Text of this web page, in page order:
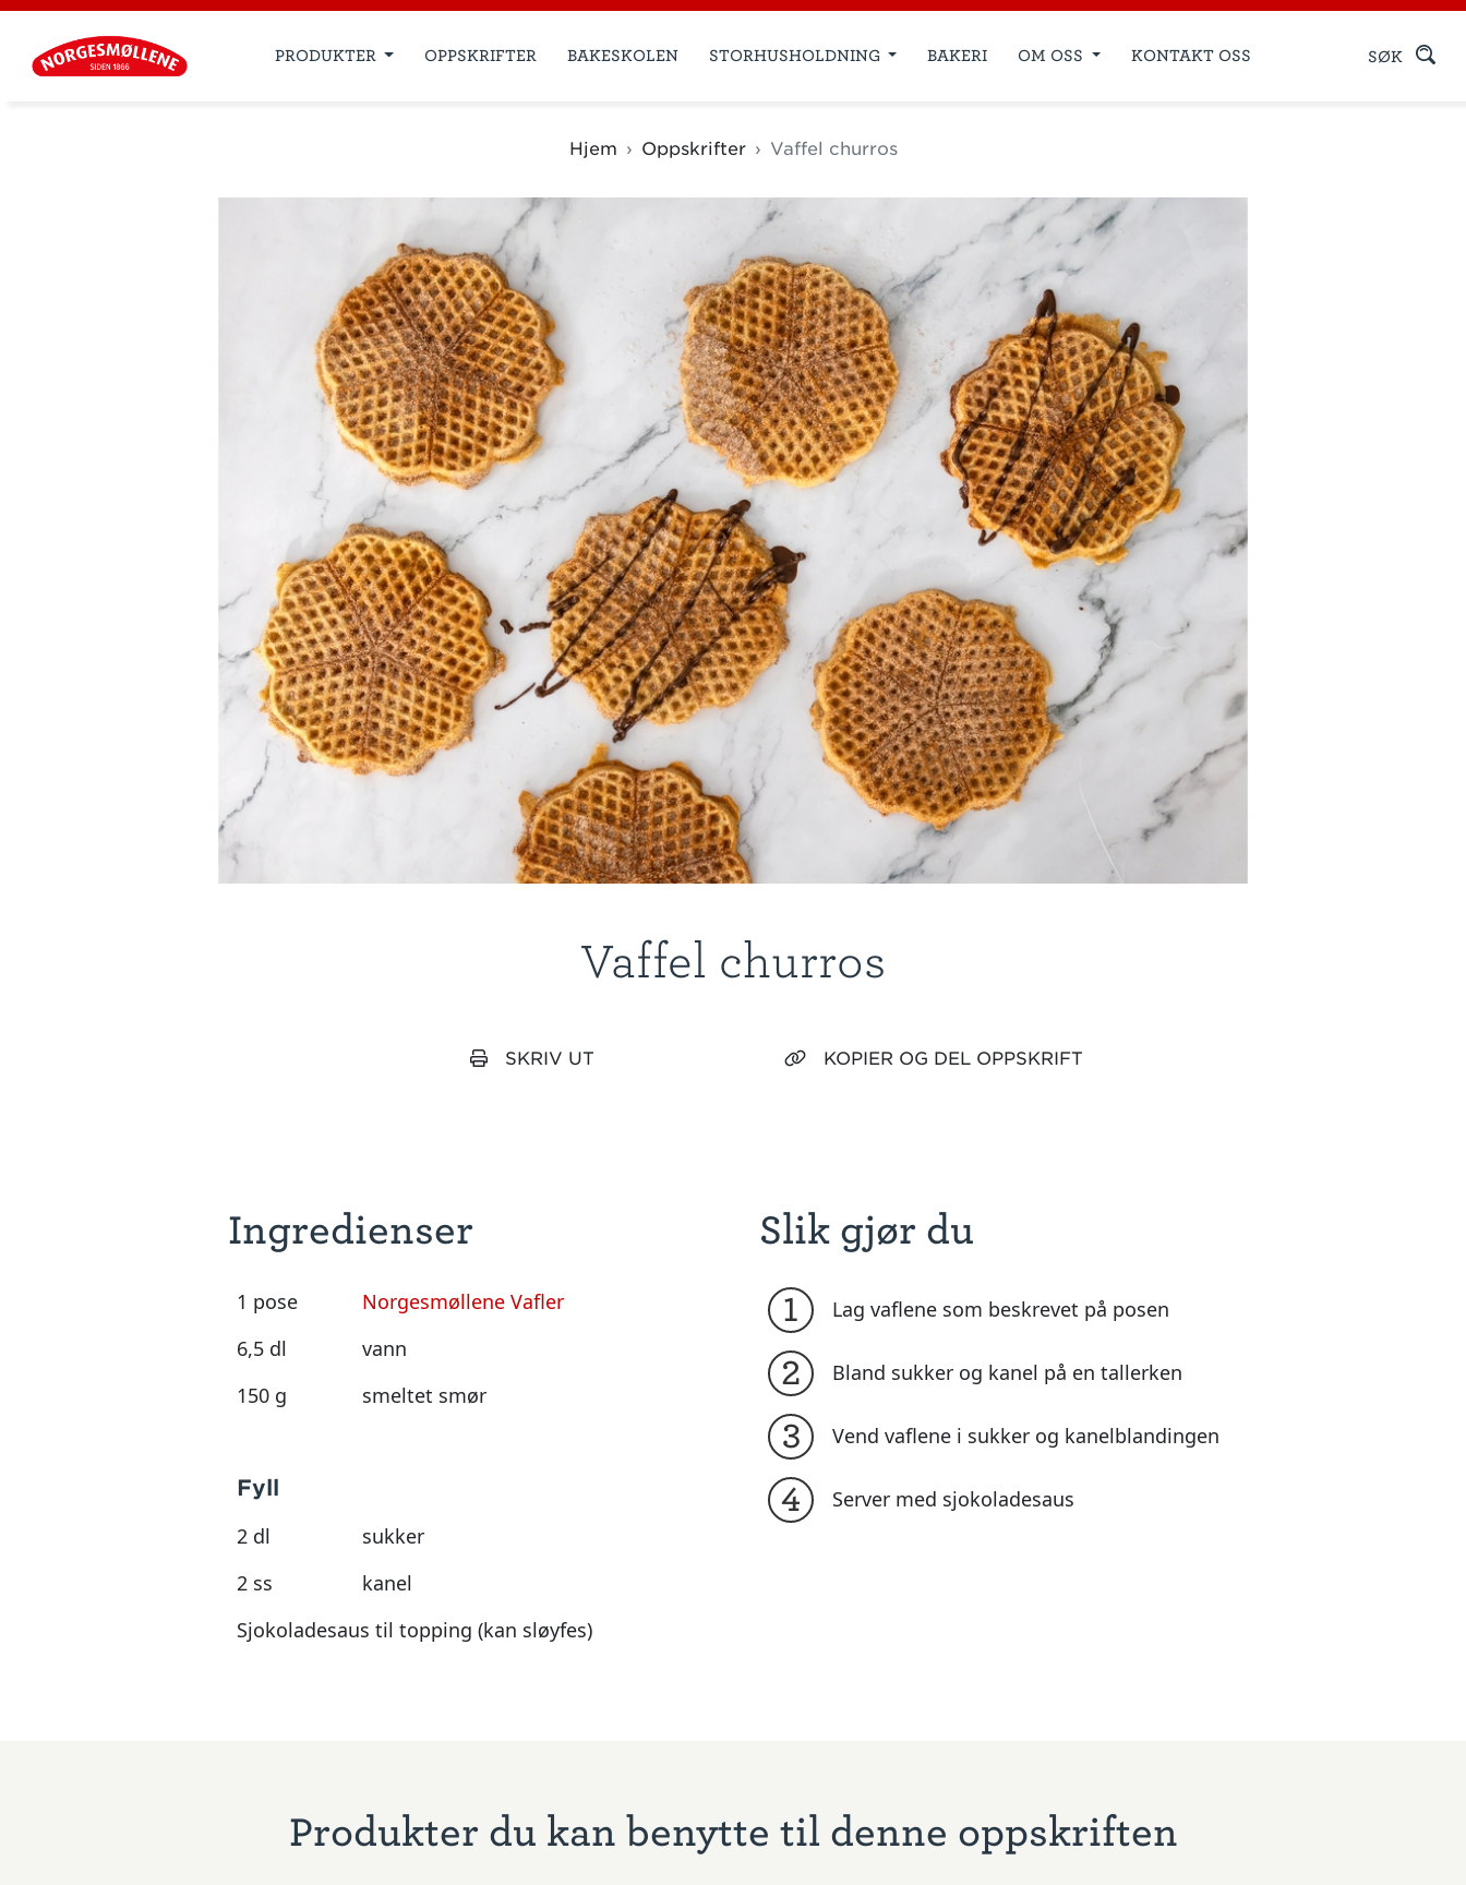
PRODUKTER OPPSKRIFTER BAKESKOLEN STORHUSHOLDNING BAKERI OM OSS KONTAKT OSS SØK
Hjem Oppskrifter Vaffel churros
Vaffel churros
SKRIV UT KOPIER OG DEL OPPSKRIFT
Ingredienser
1 pose
Norgesmøllene Vafler
6,5 dl
vann
150 g
smeltet smør
Fyll
2 dl
sukker
2 ss
kanel
Sjokoladesaus til topping (kan sløyfes)
Slik gjør du
1 Lag vaflene som beskrevet på posen
2 Bland sukker og kanel på en tallerken
3 Vend vaflene i sukker og kanelblandingen
4 Server med sjokoladesaus
Produkter du kan benytte til denne oppskriften